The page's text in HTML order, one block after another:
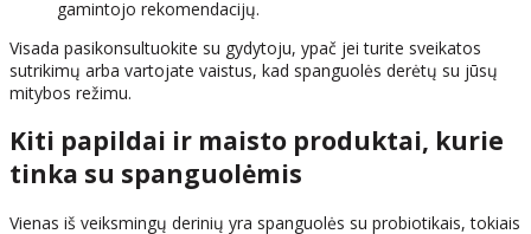
gamintojo rekomendacijų.
Visada pasikonsultuokite su gydytoju, ypač jei turite sveikatos
sutrikimų arba vartojate vaistus, kad spanguolės derėtų su jūsų
mitybos režimu.
Kiti papildai ir maisto produktai, kurie
tinka su spanguolėmis
Vienas iš veiksmingų derinių yra spanguolės su probiotikais, tokiais